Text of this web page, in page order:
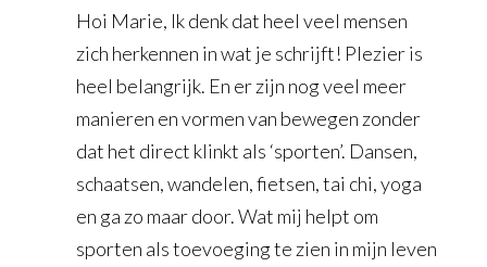
Hoi Marie, Ik denk dat heel veel mensen
zich herkennen in wat je schrijft! Plezier is
heel belangrijk. En er zijn nog veel meer
manieren en vormen van bewegen zonder
dat het direct klinkt als ‘sporten’. Dansen,
schaatsen, wandelen, fietsen, tai chi, yoga
en ga zo maar door. Wat mij helpt om
sporten als toevoeging te zien in mijn leven